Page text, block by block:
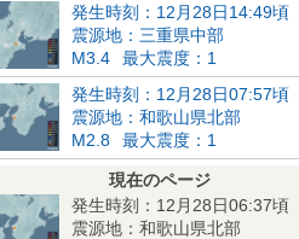
発生時刻：12月28日14:49頃
震源地：三重県中部
M3.4
最大震度：1
発生時刻：12月28日07:57頃
震源地：和歌山県北部
M2.8
最大震度：1
現在のページ
発生時刻：12月28日06:37頃
震源地：和歌山県北部